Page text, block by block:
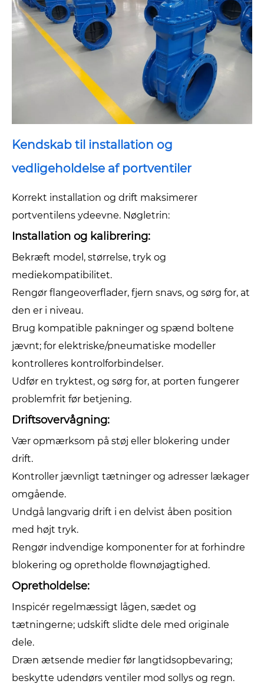
Kendskab til installation og
vedligeholdelse af portventiler
Korrekt installation og drift maksimerer
portventilens ydeevne. Nøgletrin:
Installation og kalibrering:
Bekræft model, størrelse, tryk og
mediekompatibilitet.
Rengør flangeoverflader, fjern snavs, og sørg for, at
den er i niveau.
Brug kompatible pakninger og spænd boltene
jævnt; for elektriske/pneumatiske modeller
kontrolleres kontrolforbindelser.
Udfør en tryktest, og sørg for, at porten fungerer
problemfrit før betjening.
Driftsovervågning:
Vær opmærksom på støj eller blokering under
drift.
Kontroller jævnligt tætninger og adresser lækager
omgående.
Undgå langvarig drift i en delvist åben position
med højt tryk.
Rengør indvendige komponenter for at forhindre
blokering og opretholde flownøjagtighed.
Opretholdelse:
Inspicér regelmæssigt lågen, sædet og
tætningerne; udskift slidte dele med originale
dele.
Dræn ætsende medier før langtidsopbevaring;
beskytte udendørs ventiler mod sollys og regn.